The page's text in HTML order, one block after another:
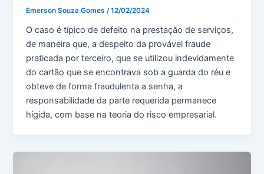
Emerson Souza Gomes/12/02/2024
O caso é típico de defeito na prestação de serviços,
de maneira que, a despeito da provável fraude
praticada por terceiro, que se utilizou indevidamente
do cartão que se encontrava sob a guarda do réu e
obteve de forma fraudulenta a senha, a
responsabilidade da parte requerida permanece
hígida, com base na teoria do risco empresarial.